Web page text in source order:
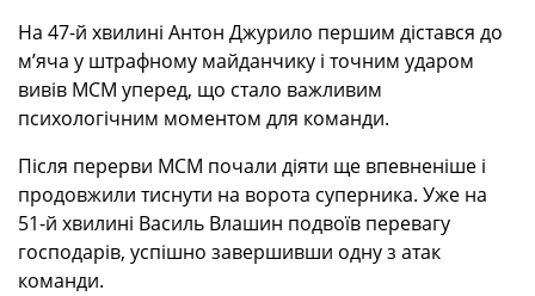
На 47-й хвилині Антон Джурило першим дістався до
м’яча у штрафному майданчику і точним ударом
вивів МСМ уперед, що стало важливим
психологічним моментом для команди.
Після перерви МСМ почали діяти ще впевненіше і
продовжили тиснути на ворота суперника. Уже на
51-й хвилині Василь Влашин подвоїв перевагу
господарів, успішно завершивши одну з атак
команди.